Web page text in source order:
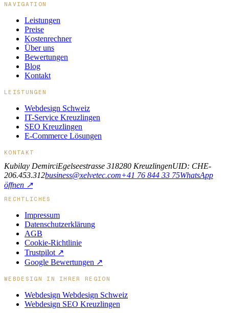
NAVIGATION
Leistungen
Preise
Kostenrechner
Über uns
Bewertungen
Blog
Kontakt
LEISTUNGEN
Webdesign Schweiz
IT-Service Kreuzlingen
SEO Kreuzlingen
E-Commerce Lösungen
KONTAKT
Kubilay DemirciEgelseestrasse 318280 KreuzlingenUID: CHE-
206.453.312business@xelvetec.com+41 76 844 33 75WhatsApp
öffnen ↗
RECHTLICHES
Impressum
Datenschutzerklärung
AGB
Cookie-Richtlinie
Trustpilot ↗
Google Bewertungen ↗
WEBDESIGN IN IHRER REGION
Webdesign Webdesign Schweiz
Webdesign SEO Kreuzlingen